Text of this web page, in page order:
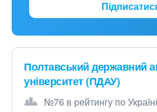
Полтавський державний
університет (ПДАУ)
№76 в рейтингу по Україні